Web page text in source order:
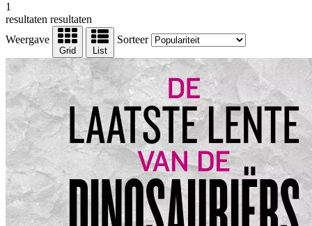
1
resultaten resultaten
Weergave
Grid List
Sorteer